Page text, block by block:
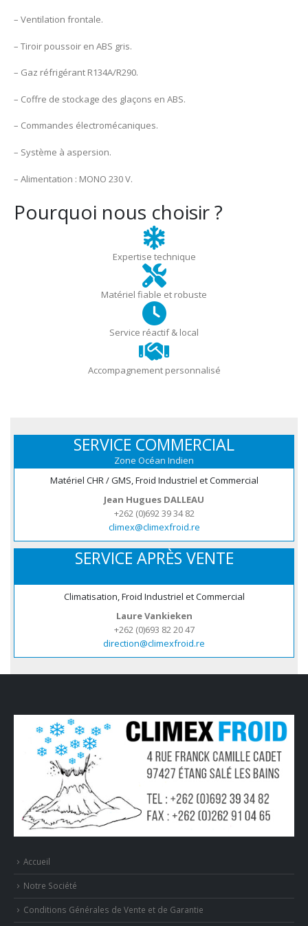
– Ventilation frontale.
– Tiroir poussoir en ABS gris.
– Gaz réfrigérant R134A/R290.
– Coffre de stockage des glaçons en ABS.
– Commandes électromécaniques.
– Système à aspersion.
– Alimentation : MONO 230 V.
Pourquoi nous choisir ?
Expertise technique
Matériel fiable et robuste
Service réactif & local
Accompagnement personnalisé
SERVICE COMMERCIAL
Zone Océan Indien
Matériel CHR / GMS, Froid Industriel et Commercial
Jean Hugues DALLEAU
+262 (0)692 39 34 82
climex@climexfroid.re
SERVICE APRÈS VENTE
Climatisation, Froid Industriel et Commercial
Laure Vankieken
+262 (0)693 82 20 47
direction@climexfroid.re
Accueil
Notre Société
Conditions Générales de Vente et de Garantie